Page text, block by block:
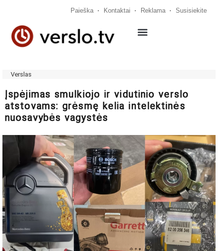
Paieška Kontaktai Reklama Susisiekite
Verslas
Įspėjimas smulkiojo ir vidutinio verslo
atstovams: grėsmę kelia intelektinės
nuosavybės vagystės